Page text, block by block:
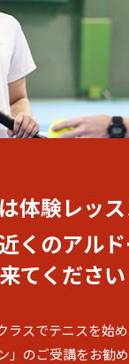
体験レッス
くのアル
来てください
ラスでテニスを始
」のご受講をお勧